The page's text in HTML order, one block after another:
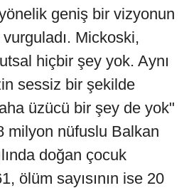
geniş bir vizyonun
Mickoski,
hiçbir şey yok. Aynı
sessiz bir şekilde
üzücü bir şey de yok"
milyon nüfuslu Balkan
doğan çocuk
ölüm sayısının ise 20